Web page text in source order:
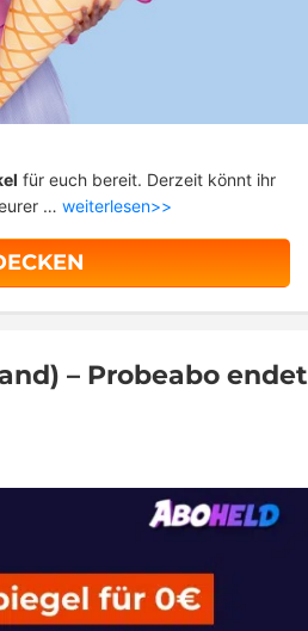
für euch bereit. Derzeit könnt ihr
… weiterlesen>>
– Probeabo endet